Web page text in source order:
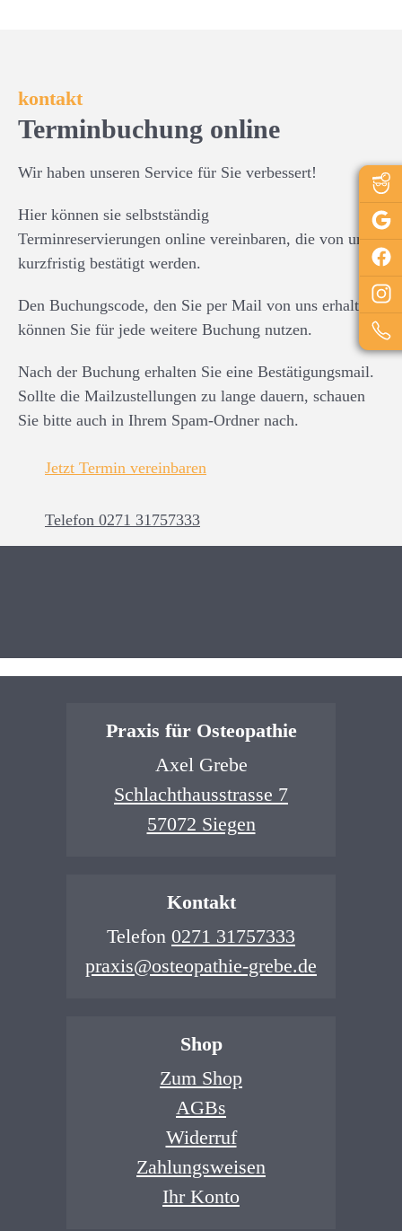
kontakt
Terminbuchung online
Wir haben unseren Service für Sie verbessert!
Hier können sie selbstständig
Terminreservierungen online vereinbaren, die von uns
kurzfristig bestätigt werden.
Den Buchungscode, den Sie per Mail von uns erhalten,
können Sie für jede weitere Buchung nutzen.
Nach der Buchung erhalten Sie eine Bestätigungsmail.
Sollte die Mailzustellungen zu lange dauern, schauen
Sie bitte auch in Ihrem Spam-Ordner nach.
Jetzt Termin vereinbaren
Telefon 0271 31757333
Praxis für Osteopathie
Axel Grebe
Schlachthausstrasse 7
57072 Siegen
Kontakt
Telefon 0271 31757333
praxis@osteopathie-grebe.de
Shop
Zum Shop
AGBs
Widerruf
Zahlungsweisen
Ihr Konto